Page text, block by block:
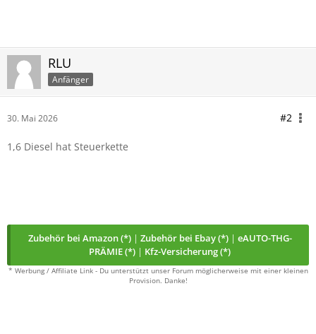
RLU
Anfänger
30. Mai 2026 #2
1,6 Diesel hat Steuerkette
Zubehör bei Amazon (*)| Zubehör bei Ebay (*)| eAUTO-THG-
PRÄMIE (*) | Kfz-Versicherung (*)
* Werbung / Affiliate Link - Du unterstützt unser Forum möglicherweise mit einer kleinen
Provision. Danke!